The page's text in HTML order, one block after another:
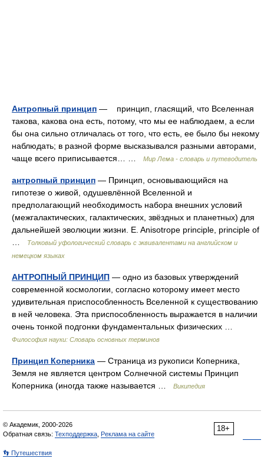
Антропный принцип — принцип, гласящий, что Вселенная
такова, какова она есть, потому, что мы ее наблюдаем, а если
бы она сильно отличалась от того, что есть, ее было бы некому
наблюдать; в разной форме высказывался разными авторами,
чаще всего приписывается… …
Мир Лема - словарь и путеводитель
антропный принцип — Принцип, основывающийся на
гипотезе о живой, одушевлённой Вселенной и
предполагающий необходимость набора внешних условий
(межгалактических, галактических, звёздных и планетных) для
дальнейшей эволюции жизни. E. Anisotrope principle, principle of
Толковый уфологический словарь с эквивалентами на английском и
немецком языках
АНТРОПНЫЙ ПРИНЦИП — одно из базовых утверждений
современной космологии, согласно которому имеет место
удивительная приспособленность Вселенной к существованию
в ней человека. Эта приспособленность выражается в наличии
очень тонкой подгонки фундаментальных физических …
Философия науки: Словарь основных терминов
Принцип Коперника — Страница из рукописи Коперника,
Земля не является центром Солнечной системы Принцип
Коперника (иногда также называется …
Википедия
18+
© Академик, 2000-2026
Обратная связь: Техподдержка Реклама на сайте
👣 Путешествия